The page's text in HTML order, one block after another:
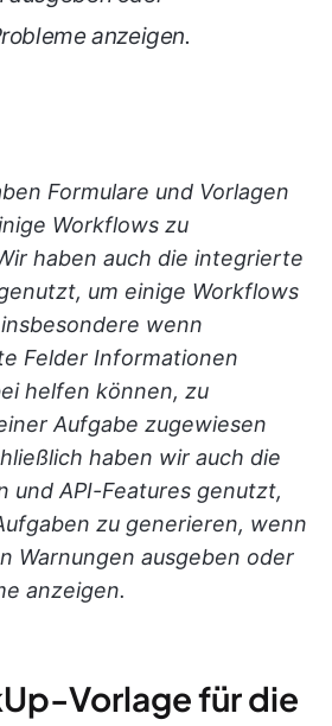
anzeigen.
Formulare und Vorlagen
Workflows zu
haben auch die integrierte
um einige Workflows
wenn
Felder Informationen
helfen können, zu
Aufgabe zugewiesen
haben wir auch die
und API-Features genutzt,
zu generieren, wenn
Warnungen ausgeben oder
anzeigen.
Vorlage für die